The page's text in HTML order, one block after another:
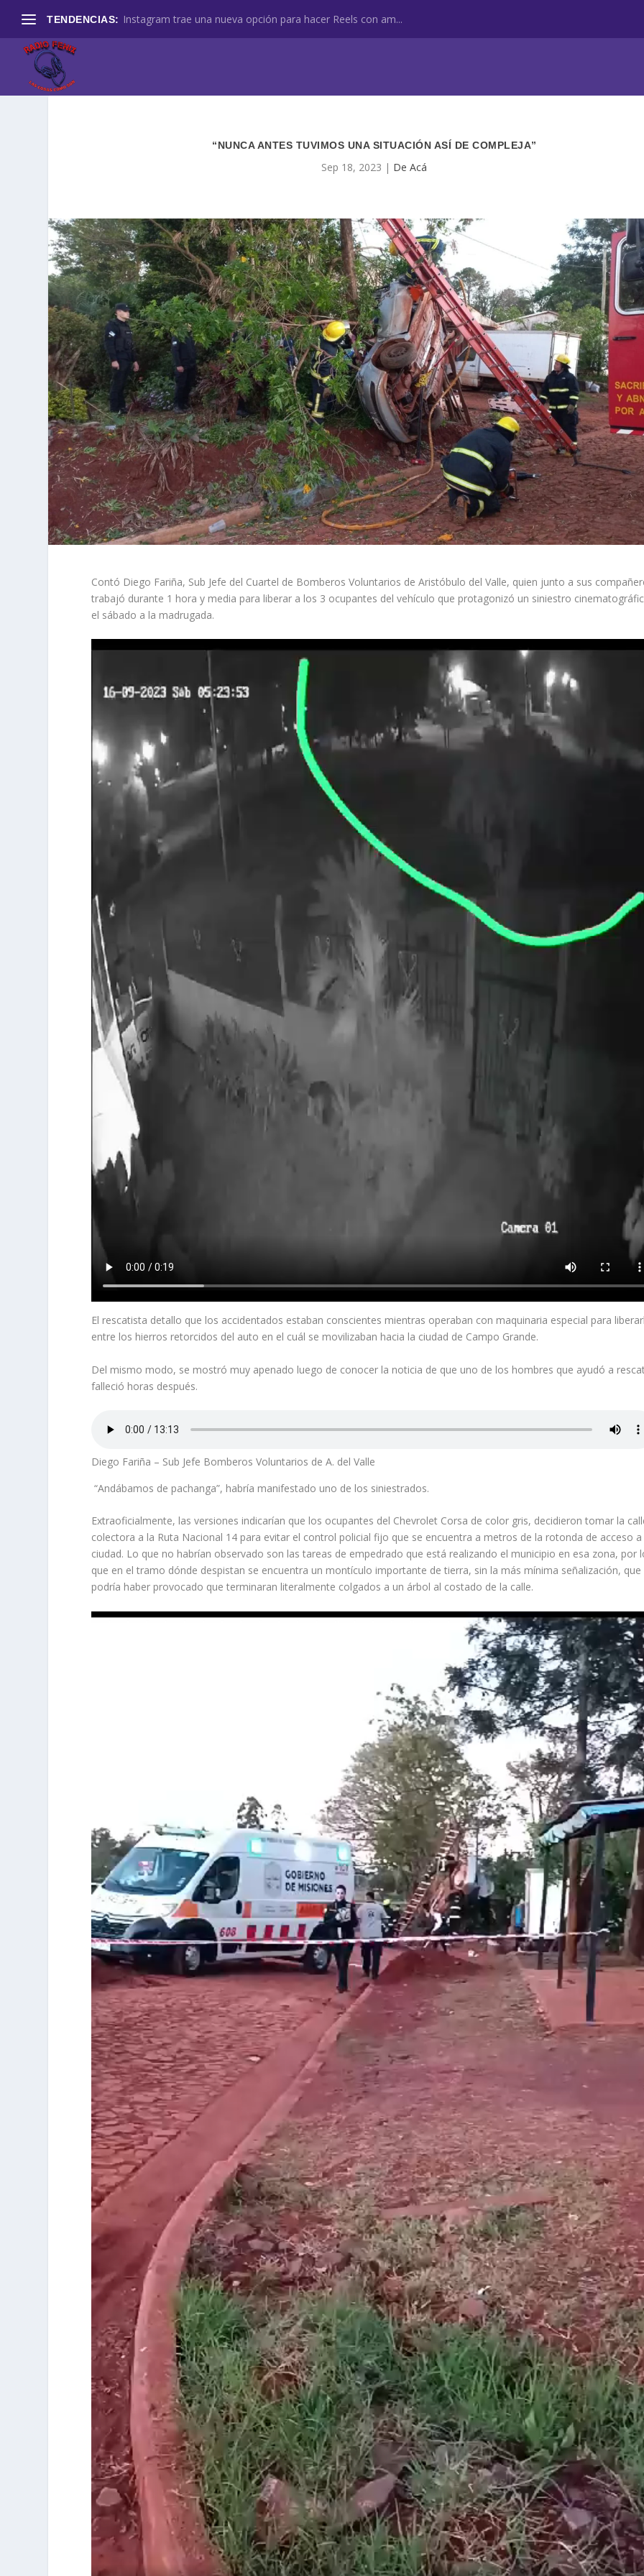
TENDENCIAS: Instagram trae una nueva opción para hacer Reels con am...
“NUNCA ANTES TUVIMOS UNA SITUACIÓN ASÍ DE COMPLEJA”
Sep 18, 2023 | De Acá
Contó Diego Fariña, Sub Jefe del Cuartel de Bomberos Voluntarios de Aristóbulo del Valle, quien junto a sus
trabajó durante 1 hora y media para liberar a los 3 ocupantes del vehículo que protagonizó un siniestro
el sábado a la madrugada.
El rescatista detallo que los accidentados estaban conscientes mientras operaban con maquinaria especial para
entre los hierros retorcidos del auto en el cuál se movilizaban hacia la ciudad de Campo Grande.
Del mismo modo, se mostró muy apenado luego de conocer la noticia de que uno de los hombres que ayudó a
falleció horas después.
Diego Fariña – Sub Jefe Bomberos Voluntarios de A. del Valle
“Andábamos de pachanga”, habría manifestado uno de los siniestrados.
Extraoficialmente, las versiones indicarían que los ocupantes del Chevrolet Corsa de color gris, decidieron tomar la
colectora a la Ruta Nacional 14 para evitar el control policial fijo que se encuentra a metros de la rotonda de acceso a
ciudad. Lo que no habrían observado son las tareas de empedrado que está realizando el municipio en esa zona, por
que en el tramo dónde despistan se encuentra un montículo importante de tierra, sin la más mínima señalización, que
podría haber provocado que terminaran literalmente colgados a un árbol al costado de la calle.